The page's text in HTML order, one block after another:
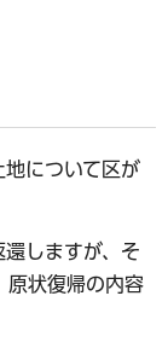
について区が
しますが、そ
原状復帰の内容